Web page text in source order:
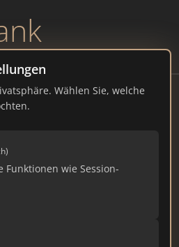
Wählen Sie, welche
Funktionen wie Session-
GmbH
immobilien.de